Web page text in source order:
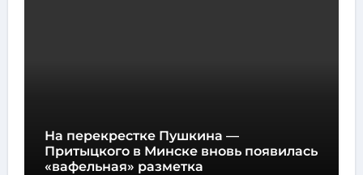
На перекрестке Пушкина —
Притыцкого в Минске вновь появилась
«вафельная» разметка